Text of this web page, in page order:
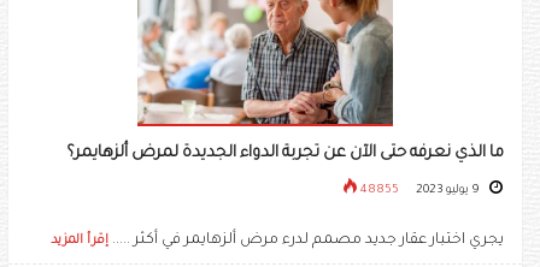
ما الذي نعرفه حتى الآن عن تجربة الدواء الجديدة لمرض ألزهايمر؟
48855
يجري اختبار عقار جديد مصمم لدرء مرض ألزهايمر في أكثر ..... إقرأ المزيد